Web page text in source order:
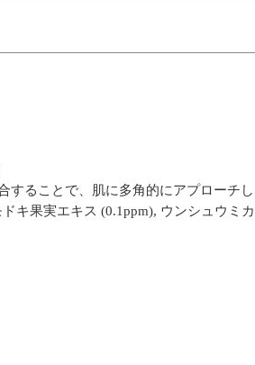
ることで、肌に多角的にアプローチし
キ果実エキス (0.1ppm), ウンシュウミ